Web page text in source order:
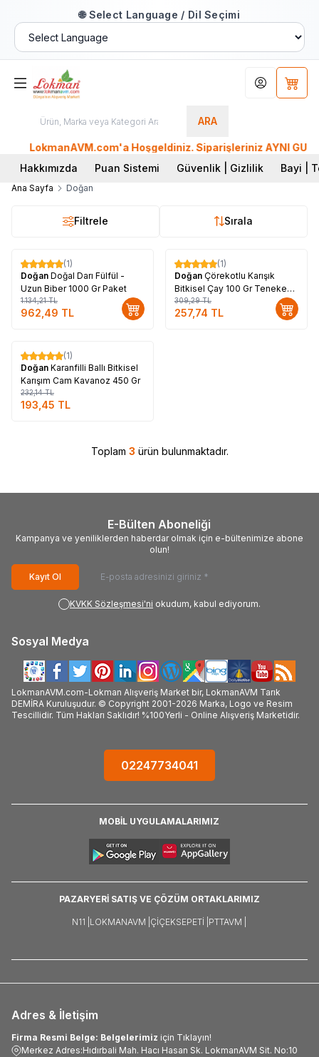
🌐 Select Language / Dil Seçimi
ARA
Hesabım
LokmanAVM.com'a Hoşgeldiniz. Siparişleriniz AYNI GÜN
Hakkımızda
Puan Sistemi Güvenlik | Gizlilik Bayi |
Ana Sayfa Doğan
Filtrele Sırala
%15
(1)
Doğan Doğal Darı Fülfül -
Uzun Biber 1000 Gr Paket
1.134,21TL
962,49 TL
%17
(1)
Doğan Çörekotlu Karışık
Bitkisel Çay 100 Gr Teneke
Kutu
309,29TL
257,74 TL
%17
(1)
Doğan Karanfilli Ballı Bitkisel
Karışım Cam Kavanoz 450 Gr
232,14TL
193,45 TL
Toplam 3 ürün bulunmaktadır.
E-Bülten Aboneliği
Kampanya ve yeniliklerden haberdar olmak için e-bültenimize abone
olun!
Kayıt Ol
KVKK Sözleşmesi'ni okudum, kabul ediyorum.
Sosyal Medya
LokmanAVM.com-Lokman Alışveriş Market bir, LokmanAVM Tarık
DEMİRA Kuruluşudur. © Copyright 2001-2026 Marka, Logo ve Resim
Tescillidir. Tüm Hakları Saklıdır! %100Yerli - Online Alışveriş Marketidir.
02247734041
MOBİL UYGULAMALARIMIZ
PAZARYERİ SATIŞ VE ÇÖZÜM ORTAKLARIMIZ
N11 | LOKMANAVM | ÇIÇEKSEPETI | PTTAVM |
Adres & İletişim
Firma Resmi Belge: Belgelerimiz için Tıklayın!
Merkez Adres:Hıdırbali Mah. Hacı Hasan Sk. LokmanAVM Sit. No:10